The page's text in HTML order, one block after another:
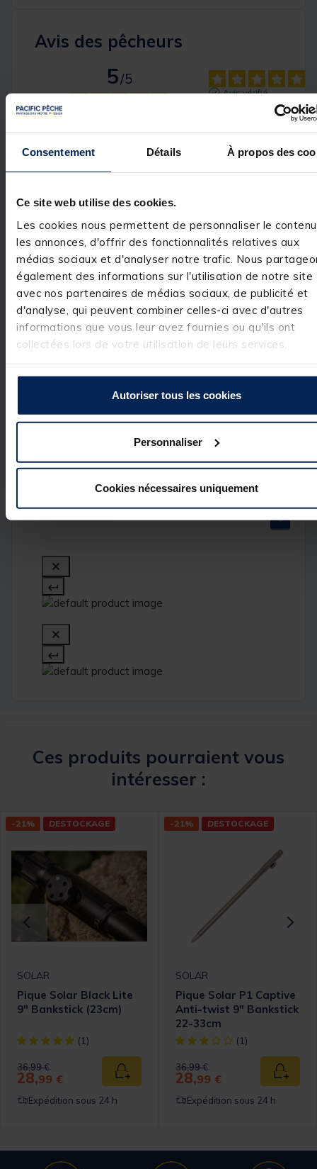
Consentement Détails À propos des
Ce site web utilise des cookies.
Les cookies nous permettent de personnaliser le
les annonces, d'offrir des fonctionnalités relatives aux
médias sociaux et d'analyser notre trafic. Nous
également des informations sur l'utilisation de notre site
avec nos partenaires de médias sociaux, de publicité et
d'analyse, qui peuvent combiner celles-ci avec d'autres
informations que vous leur avez fournies ou qu'ils ont
collectées lors de votre utilisation de leurs services.
Autoriser tous les cookies
Personnaliser
Cookies nécessaires uniquement
Avis des pêcheurs
5
/5
Basé sur1
avis soumis à un
Voir tous les avis sur ce site
5 étoiles
étoiles
3étoiles
0
2 étoiles
0
1étoile 0
Avis vérifié
Great product
Avis du04/07/2025 , suite
expérience du
Clive G.
Réponse de
pacificpeche.com
Merci pour votre
retour ! Nous
sommes ravis
que le produit
vous donne
satisfaction.
site ou en
1
Ces produits pourraient vous
intéresser :
Rating
panier
-21% DESTOCKAGE
SOLAR
Pique Solar Black Lite
9" Bankstick (23cm)
[object Object] out of 5 Customer Rating
(1)
Price reduced from
36,99 €to
28,99 € Ajouter au panier
Expédition sous 24 h
-21% DESTOCKAGE
SOLAR
Pique Solar P1 Captive
Anti-twist 9" Bankstick
22-33cm
[object Object] out of 5
(1)
Price reduced from
36,99 €to
28,99 €
Expédition sous 24 h